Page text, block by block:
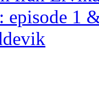
episode 1